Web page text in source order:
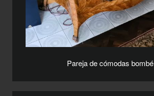
Pareja de cómodas bombé